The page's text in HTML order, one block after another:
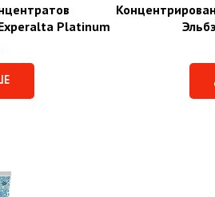
Platinum